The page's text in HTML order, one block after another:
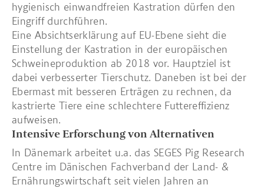
hygienisch einwandfreien Kastration dürfen den
Eingriff durchführen.
Eine Absichtserklärung auf EU-Ebene sieht die
Einstellung der Kastration in der europäischen
Schweineproduktion ab 2018 vor. Hauptziel ist
dabei verbesserter Tierschutz. Daneben ist bei der
Ebermast mit besseren Erträgen zu rechnen, da
kastrierte Tiere eine schlechtere Futtereffizienz
aufweisen.
Intensive Erforschung von Alternativen
In Dänemark arbeitet u.a. das SEGES Pig Research
Centre im Dänischen Fachverband der Land- &
Ernährungswirtschaft seit vielen Jahren an